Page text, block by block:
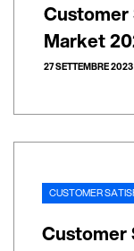
Market
27 SETTEMBRE 2023
CUSTOMER
Customer